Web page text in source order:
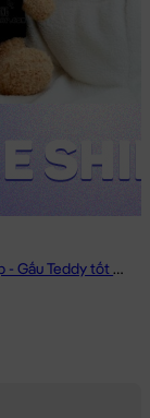
Gấu Bông Tốt Nghiệp - Gấu Teddy tốt nghiệp lông xù màu Vàng